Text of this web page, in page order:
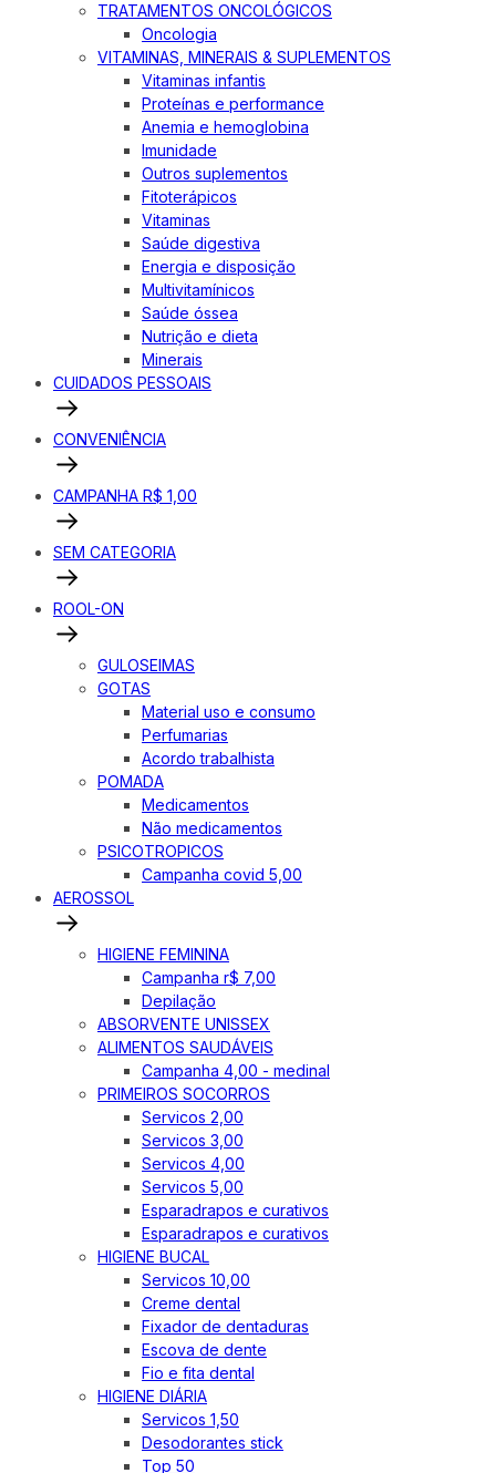
TRATAMENTOS ONCOLÓGICOS
Oncologia
VITAMINAS, MINERAIS & SUPLEMENTOS
Vitaminas infantis
Proteínas e performance
Anemia e hemoglobina
Imunidade
Outros suplementos
Fitoterápicos
Vitaminas
Saúde digestiva
Energia e disposição
Multivitamínicos
Saúde óssea
Nutrição e dieta
Minerais
CUIDADOS PESSOAIS
CONVENIÊNCIA
CAMPANHA R$ 1,00
SEM CATEGORIA
ROOL-ON
GULOSEIMAS
GOTAS
Material uso e consumo
Perfumarias
Acordo trabalhista
POMADA
Medicamentos
Não medicamentos
PSICOTROPICOS
Campanha covid 5,00
AEROSSOL
HIGIENE FEMININA
Campanha r$ 7,00
Depilação
ABSORVENTE UNISSEX
ALIMENTOS SAUDÁVEIS
Campanha 4,00 - medinal
PRIMEIROS SOCORROS
Servicos 2,00
Servicos 3,00
Servicos 4,00
Servicos 5,00
Esparadrapos e curativos
Esparadrapos e curativos
HIGIENE BUCAL
Servicos 10,00
Creme dental
Fixador de dentaduras
Escova de dente
Fio e fita dental
HIGIENE DIÁRIA
Servicos 1,50
Desodorantes stick
Top 50